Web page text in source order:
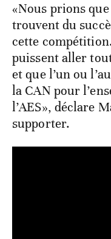
«Nous prions
trouvent du
cette
puissent aller
et que l’un ou
la CAN pour
l’AES», déclare
supporter.